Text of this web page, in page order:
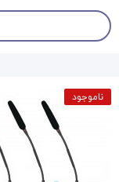
ناموجود